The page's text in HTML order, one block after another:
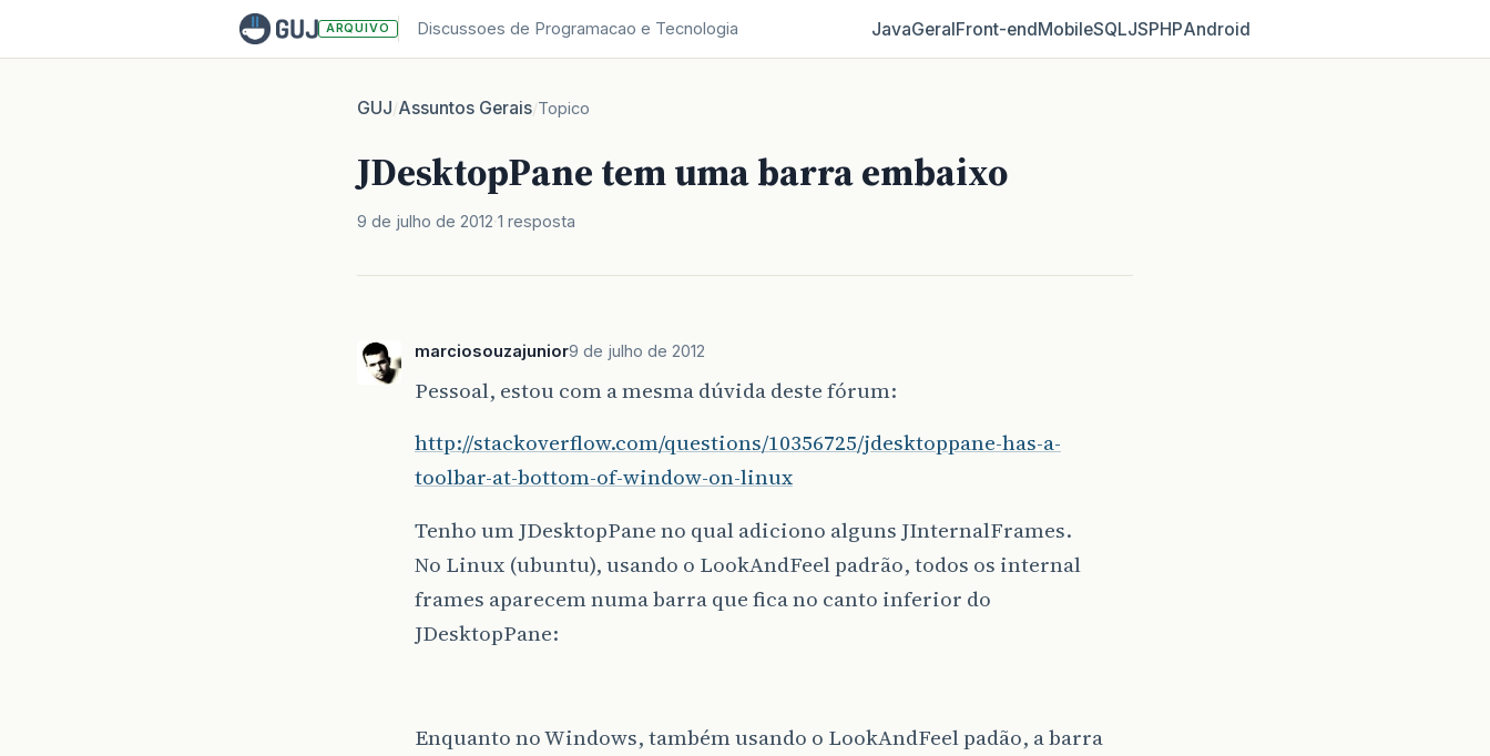
ARQUIVO Discussoes de Programacao e Tecnologia JavaGeralFront‑endMobileSQLJSPHPAndroid
GUJ/Assuntos Gerais/Topico
JDesktopPane tem uma barra embaixo
9 de julho de 2012 1 resposta
marciosouzajunior9 de julho de 2012
Pessoal, estou com a mesma dúvida deste fórum:
http://stackoverflow.com/questions/10356725/jdesktoppane-has-a-
toolbar-at-bottom-of-window-on-linux
Tenho um JDesktopPane no qual adiciono alguns JInternalFrames.
No Linux (ubuntu), usando o LookAndFeel padrão, todos os internal
frames aparecem numa barra que fica no canto inferior do
JDesktopPane:
Enquanto no Windows, também usando o LookAndFeel padão, a barra